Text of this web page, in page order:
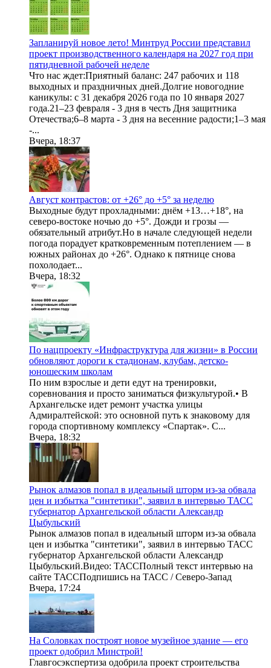
Запланируй новое лето! Минтруд России представил
проект производственного календаря на 2027 год при
пятидневной рабочей неделе
Что нас ждет:Приятный баланс: 247 рабочих и 118
выходных и праздничных дней.Долгие новогодние
каникулы: с 31 декабря 2026 года по 10 января 2027
года.21–23 февраля - 3 дня в честь Дня защитника
Отечества;6–8 марта - 3 дня на весенние радости;1–3 мая
-...
Вчера, 18:37
Август контрастов: от +26° до +5° за неделю
Выходные будут прохладными: днём +13…+18°, на
северо-востоке ночью до +5°. Дожди и грозы —
обязательный атрибут.Но в начале следующей недели
погода порадует кратковременным потеплением — в
южных районах до +26°. Однако к пятнице снова
похолодает...
Вчера, 18:32
По нацпроекту «Инфраструктура для жизни» в России
обновляют дороги к стадионам, клубам, детско-
юношеским школам
По ним взрослые и дети едут на тренировки,
соревнования и просто заниматься физкультурой.• В
Архангельске идет ремонт участка улицы
Адмиралтейской: это основной путь к знаковому для
города спортивному комплексу «Спартак». С...
Вчера, 18:32
Рынок алмазов попал в идеальный шторм из-за обвала
цен и избытка "синтетики", заявил в интервью ТАСС
губернатор Архангельской области Александр
Цыбульский
Рынок алмазов попал в идеальный шторм из-за обвала
цен и избытка "синтетики", заявил в интервью ТАСС
губернатор Архангельской области Александр
Цыбульский.Видео: ТАССПолный текст интервью на
сайте ТАССПодпишись на ТАСС / Северо-Запад
Вчера, 17:24
На Соловках построят новое музейное здание — его
проект одобрил Минстрой!
Главгосэкспертиза одобрила проект строительства